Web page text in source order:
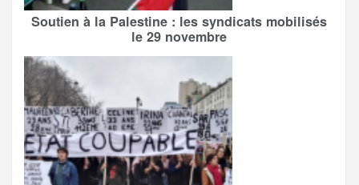
Soutien à la Palestine : les syndicats mobilisés
le 29 novembre